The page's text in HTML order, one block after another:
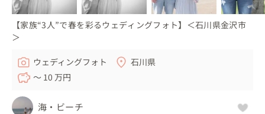
【家族“3人”で春を彩るウェディングフォト】＜石川県金沢市
＞
ウェディングフォト
石川県
〜 10 万円
海・ビーチ